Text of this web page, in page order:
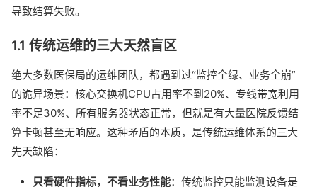
导致结算失败。
1.1 传统运维的三大天然盲区
绝大多数医保局的运维团队，都遇到过“监控全绿、业务全崩”
的诡异场景：核心交换机CPU占用率不到20%、专线带宽利用
率不足30%、所有服务器状态正常，但就是有大量医院反馈结
算卡顿甚至无响应。这种矛盾的本质，是传统运维体系的三大
先天缺陷：
只看硬件指标，不看业务性能：传统监控只能监测设备是